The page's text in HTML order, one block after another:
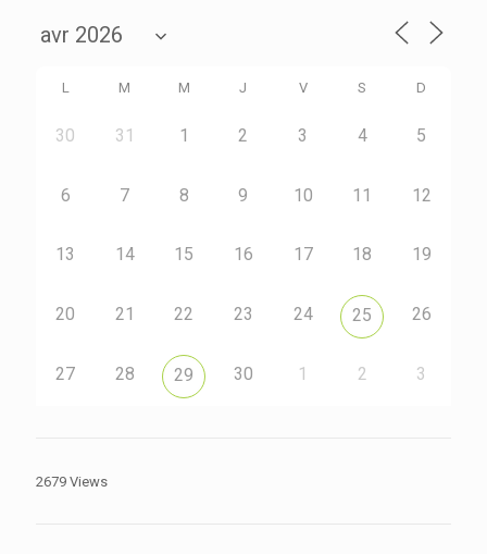
L M M J V S D
30 31 1 2 3 4 5
6 7 8 9 10 11 12
13 14 15 16 17 18 19
20 21 22 23 24 25 26
27 28 29 30 1 2 3
2679 Views